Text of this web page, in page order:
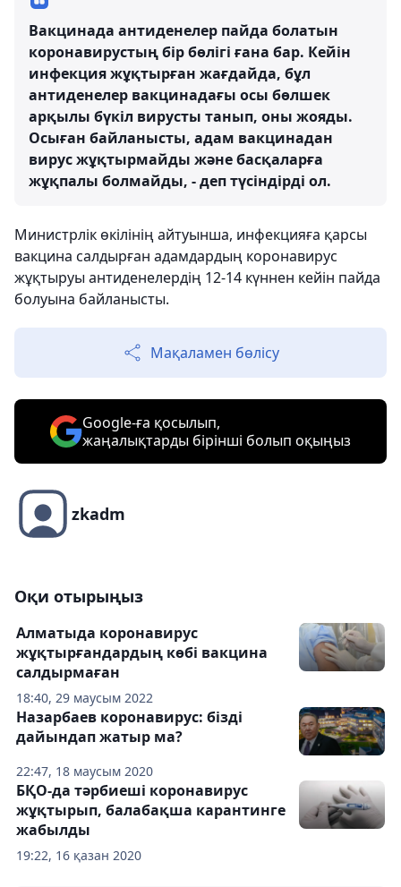
Вакцинада антиденелер пайда болатын
коронавирустың бір бөлігі ғана бар. Кейін
инфекция жұқтырған жағдайда, бұл
антиденелер вакцинадағы осы бөлшек
арқылы бүкіл вирусты танып, оны жояды.
Осыған байланысты, адам вакцинадан
вирус жұқтырмайды және басқаларға
жұқпалы болмайды, - деп түсіндірді ол.
Министрлік өкілінің айтуынша, инфекцияға қарсы
вакцина салдырған адамдардың коронавирус
жұқтыруы антиденелердің 12-14 күннен кейін пайда
болуына байланысты.
Мақаламен бөлісу
Google-ға қосылып,
жаңалықтарды бірінші болып оқыңыз
zkadm
Оқи отырыңыз
18:40, 29 маусым 2022
Алматыда коронавирус
жұқтырғандардың көбі вакцина
салдырмаған
22:47, 18 маусым 2020
Назарбаев коронавирус: бізді
дайындап жатыр ма?
19:22, 16 қазан 2020
БҚО-да тәрбиеші коронавирус
жұқтырып, балабақша карантинге
жабылды